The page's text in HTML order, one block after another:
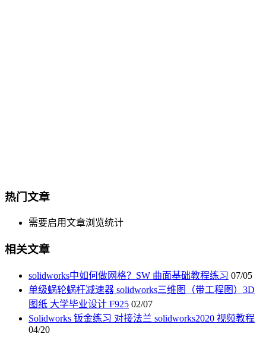
热门文章
需要启用文章浏览统计
相关文章
solidworks中如何做网格？SW 曲面基础教程练习 07/05
单级蜗轮蜗杆减速器 solidworks三维图（带工程图）3D
图纸 大学毕业设计 F925 02/07
Solidworks 钣金练习 对接法兰 solidworks2020 视频教程
04/20